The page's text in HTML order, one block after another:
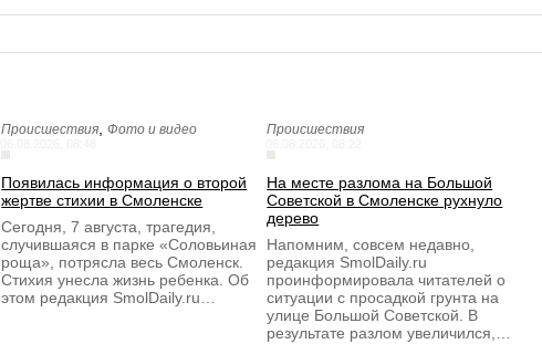
Происшествия ,Фото и видео
Появилась информация о второй
жертве стихии в Смоленске
Сегодня, 7 августа, трагедия,
случившаяся в парке «Соловьиная
роща», потрясла весь Смоленск.
Стихия унесла жизнь ребенка. Об
этом редакция SmolDaily.ru…
Происшествия
На месте разлома на Большой
Советской в Смоленске рухнуло
дерево
Напомним, совсем недавно,
редакция SmolDaily.ru
проинформировала читателей о
ситуации с просадкой грунта на
улице Большой Советской. В
результате разлом увеличился,…